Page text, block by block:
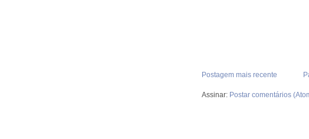
Postagem mais recente
Assinar: Postar comentários